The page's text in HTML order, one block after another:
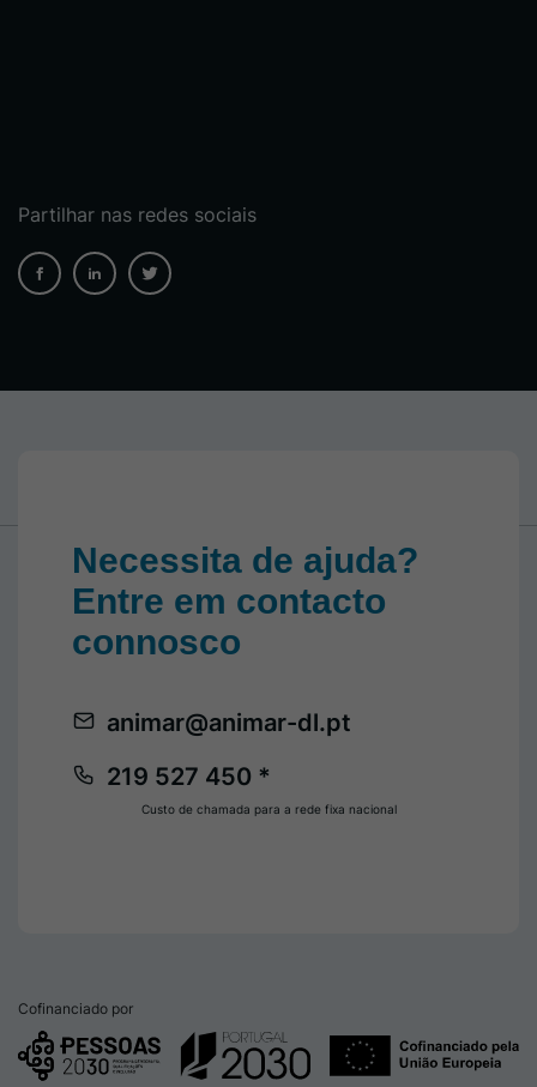
Partilhar nas redes sociais
Necessita de ajuda?
Entre em contacto
connosco
219 527 450 *
animar@animar-dl.pt
Custo de chamada para a rede fixa nacional
Cofinanciado por